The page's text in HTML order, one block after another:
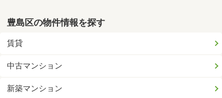
豊島区の物件情報を探す
賃貸
中古マンション
新築マンション